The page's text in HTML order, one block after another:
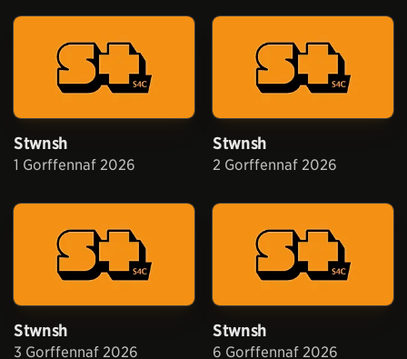
Stwnsh
1 Gorffennaf 2026
Stwnsh
2 Gorffennaf 2026
Stwnsh
3 Gorffennaf 2026
Stwnsh
6 Gorffennaf 2026